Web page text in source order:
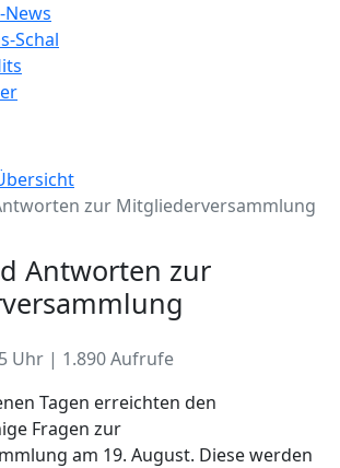
News
Schal
zur Mitgliederversammlung
Antworten zur
Uhr | 1.890 Aufrufe
Tagen erreichten den
Fragen zur
am 19. August. Diese werden